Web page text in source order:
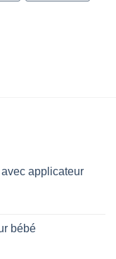
applicateur
bébé